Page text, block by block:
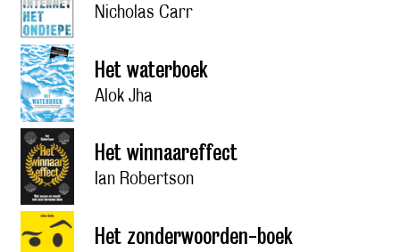
Nicholas Carr
Het waterboek
Alok Jha
Het winnaareffect
Ian Robertson
Het zonderwoorden-boek